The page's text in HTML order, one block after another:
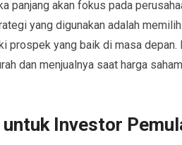
panjang akan fokus pada
yang digunakan adalah
prospek yang baik di masa
dan menjualnya saat harga
untuk Investor